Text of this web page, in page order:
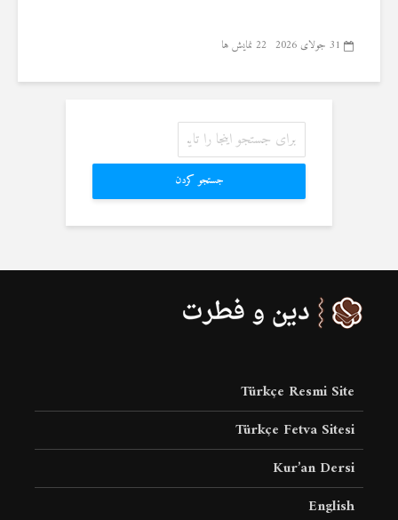
31 جولای 2026 22 نمایش ها
جستجو کردن
Türkçe Resmi Site
Türkçe Fetva Sitesi
Kur’an Dersi
English